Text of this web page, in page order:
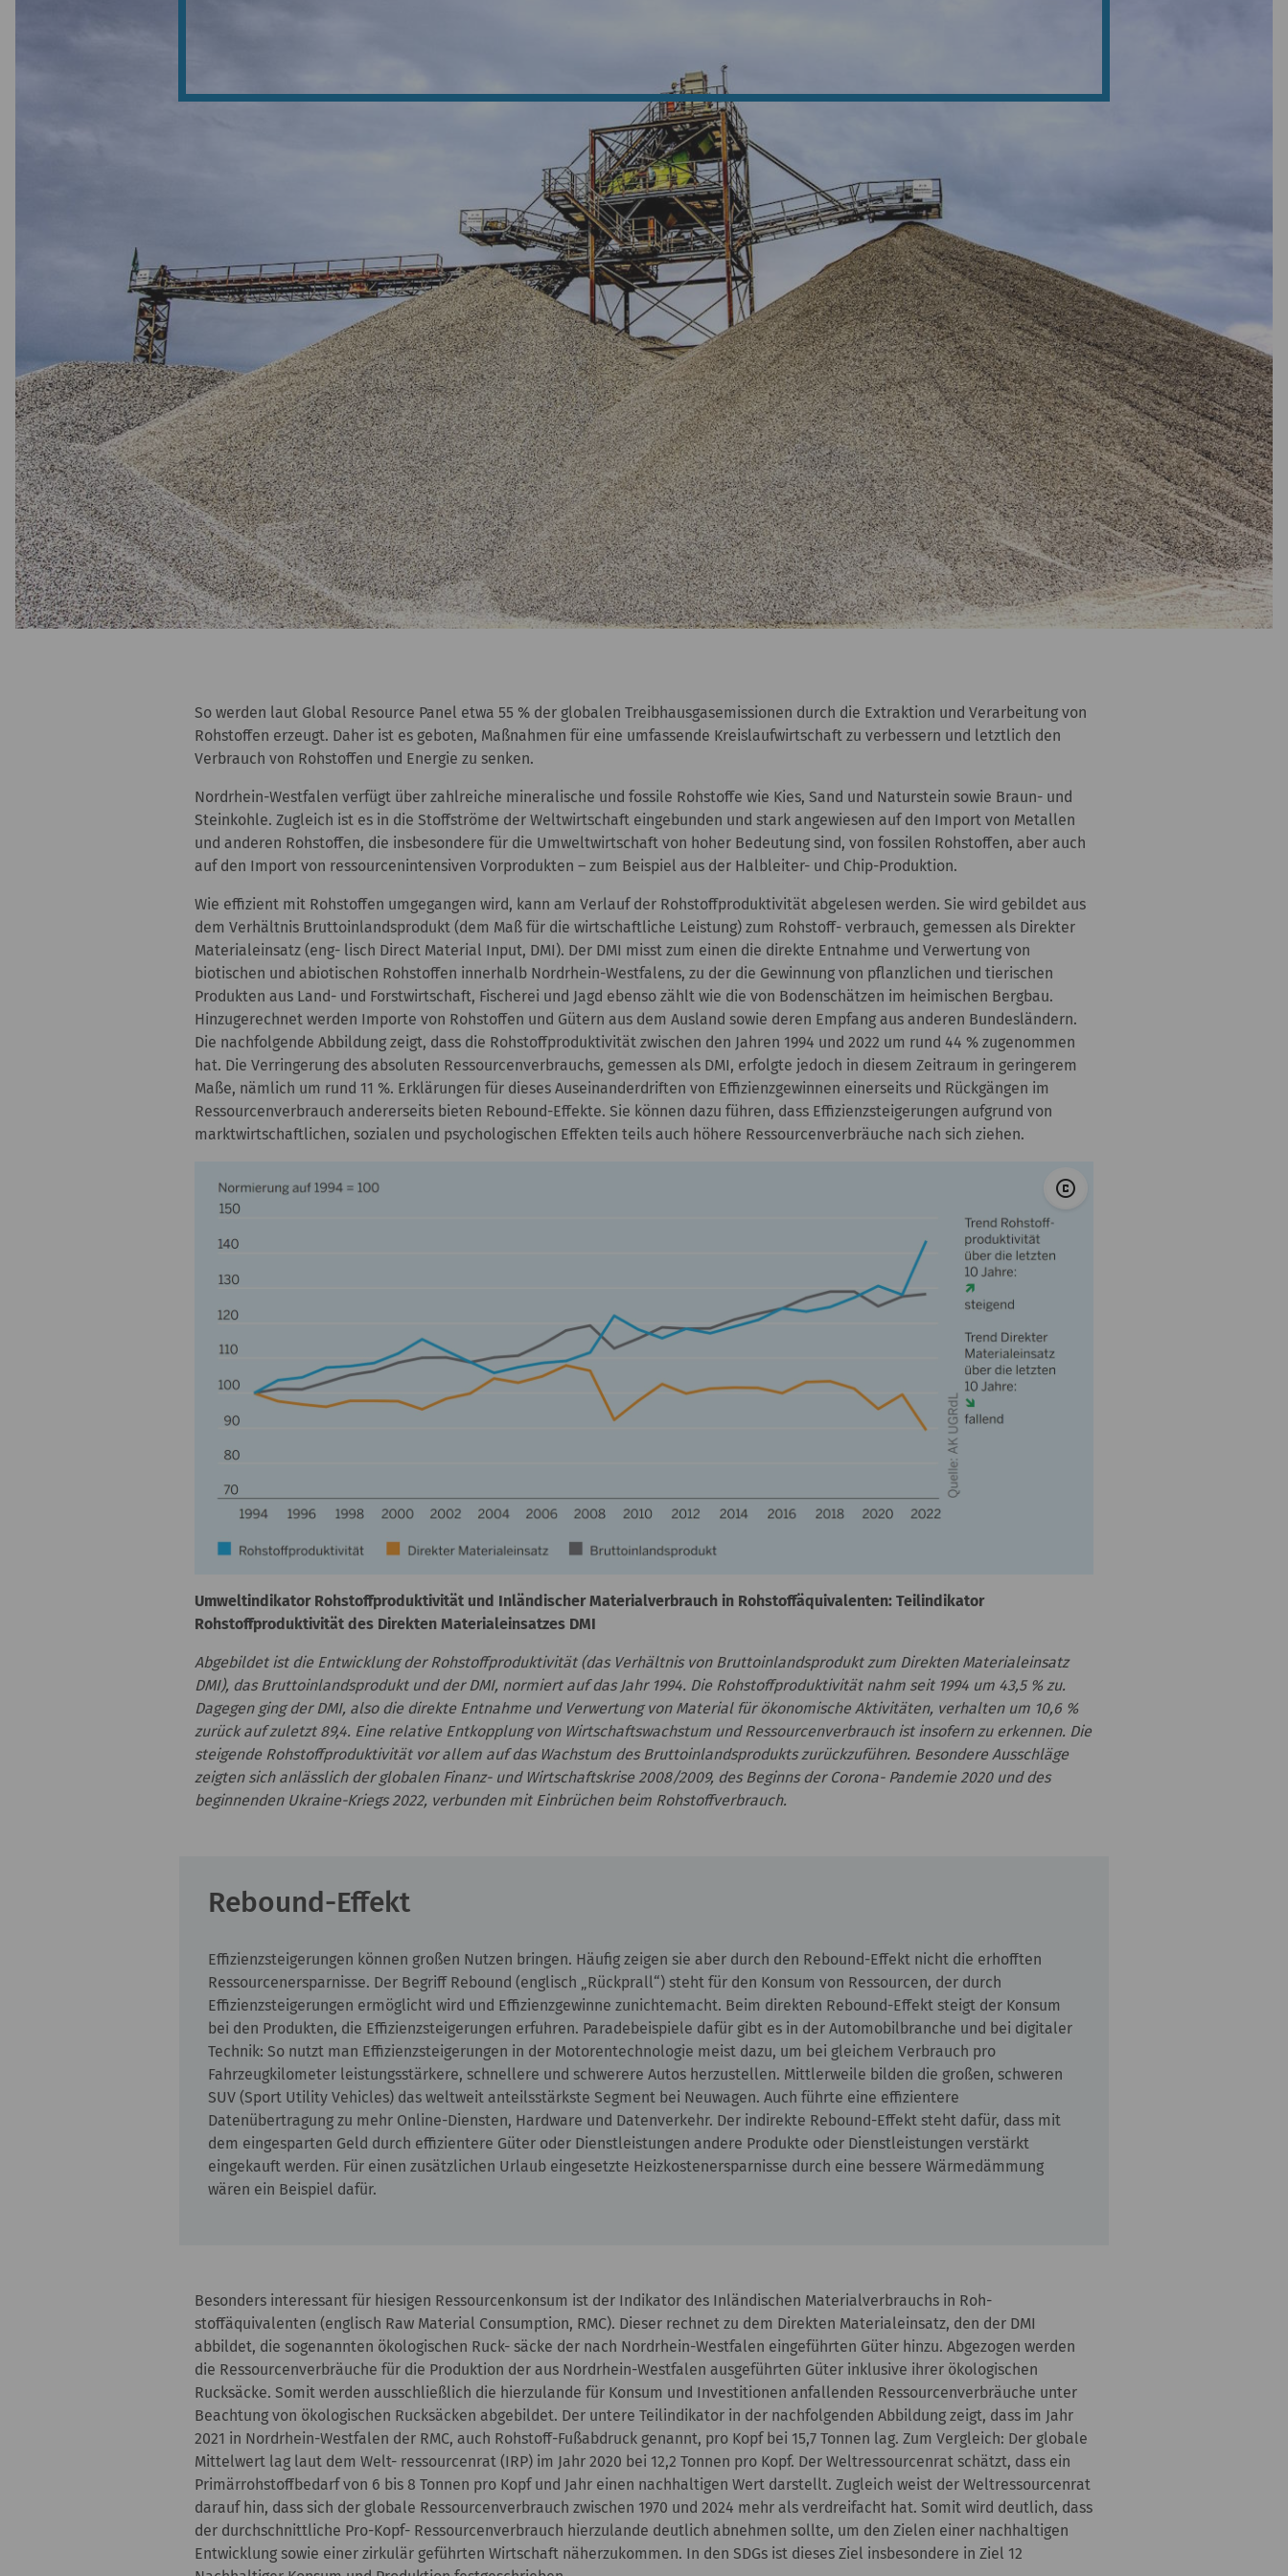
So werden laut Global Resource Panel etwa 55 % der globalen Treibhausgasemissionen durch die Extraktion und Verarbeitung von
Rohstoffen erzeugt. Daher ist es geboten, Maßnahmen für eine umfassende Kreislaufwirtschaft zu verbessern und letztlich den
Verbrauch von Rohstoffen und Energie zu senken.
Nordrhein-Westfalen verfügt über zahlreiche mineralische und fossile Rohstoffe wie Kies, Sand und Naturstein sowie Braun- und
Steinkohle. Zugleich ist es in die Stoffströme der Weltwirtschaft eingebunden und stark angewiesen auf den Import von Metallen
und anderen Rohstoffen, die insbesondere für die Umweltwirtschaft von hoher Bedeutung sind, von fossilen Rohstoffen, aber auch
auf den Import von ressourcenintensiven Vorprodukten – zum Beispiel aus der Halbleiter- und Chip-Produktion.
Wie effizient mit Rohstoffen umgegangen wird, kann am Verlauf der Rohstoffproduktivität abgelesen werden. Sie wird gebildet aus
dem Verhältnis Bruttoinlandsprodukt (dem Maß für die wirtschaftliche Leistung) zum Rohstoff- verbrauch, gemessen als Direkter
Materialeinsatz (eng- lisch Direct Material Input, DMI). Der DMI misst zum einen die direkte Entnahme und Verwertung von
biotischen und abiotischen Rohstoffen innerhalb Nordrhein-Westfalens, zu der die Gewinnung von pflanzlichen und tierischen
Produkten aus Land- und Forstwirtschaft, Fischerei und Jagd ebenso zählt wie die von Bodenschätzen im heimischen Bergbau.
Hinzugerechnet werden Importe von Rohstoffen und Gütern aus dem Ausland sowie deren Empfang aus anderen Bundesländern.
Die nachfolgende Abbildung zeigt, dass die Rohstoffproduktivität zwischen den Jahren 1994 und 2022 um rund 44 % zugenommen
hat. Die Verringerung des absoluten Ressourcenverbrauchs, gemessen als DMI, erfolgte jedoch in diesem Zeitraum in geringerem
Maße, nämlich um rund 11 %. Erklärungen für dieses Auseinanderdriften von Effizienzgewinnen einerseits und Rückgängen im
Ressourcenverbrauch andererseits bieten Rebound-Effekte. Sie können dazu führen, dass Effizienzsteigerungen aufgrund von
marktwirtschaftlichen, sozialen und psychologischen Effekten teils auch höhere Ressourcenverbräuche nach sich ziehen.
copyright
Umweltindikator Rohstoffproduktivität und Inländischer Materialverbrauch in Rohstoffäquivalenten: Teilindikator
Rohstoffproduktivität des Direkten Materialeinsatzes DMI
Abgebildet ist die Entwicklung der Rohstoffproduktivität (das Verhältnis von Bruttoinlandsprodukt zum Direkten Materialeinsatz
DMI), das Bruttoinlandsprodukt und der DMI, normiert auf das Jahr 1994. Die Rohstoffproduktivität nahm seit 1994 um 43,5 % zu.
Dagegen ging der DMI, also die direkte Entnahme und Verwertung von Material für ökonomische Aktivitäten, verhalten um 10,6 %
zurück auf zuletzt 89,4. Eine relative Entkopplung von Wirtschaftswachstum und Ressourcenverbrauch ist insofern zu erkennen. Die
steigende Rohstoffproduktivität vor allem auf das Wachstum des Bruttoinlandsprodukts zurückzuführen. Besondere Ausschläge
zeigten sich anlässlich der globalen Finanz- und Wirtschaftskrise 2008/2009, des Beginns der Corona- Pandemie 2020 und des
beginnenden Ukraine-Kriegs 2022, verbunden mit Einbrüchen beim Rohstoffverbrauch.
Rebound-Effekt
Effizienzsteigerungen können großen Nutzen bringen. Häufig zeigen sie aber durch den Rebound-Effekt nicht die erhofften
Ressourcenersparnisse. Der Begriff Rebound (englisch „Rückprall“) steht für den Konsum von Ressourcen, der durch
Effizienzsteigerungen ermöglicht wird und Effizienzgewinne zunichtemacht. Beim direkten Rebound-Effekt steigt der Konsum
bei den Produkten, die Effizienzsteigerungen erfuhren. Paradebeispiele dafür gibt es in der Automobilbranche und bei digitaler
Technik: So nutzt man Effizienzsteigerungen in der Motorentechnologie meist dazu, um bei gleichem Verbrauch pro
Fahrzeugkilometer leistungsstärkere, schnellere und schwerere Autos herzustellen. Mittlerweile bilden die großen, schweren
SUV (Sport Utility Vehicles) das weltweit anteilsstärkste Segment bei Neuwagen. Auch führte eine effizientere
Datenübertragung zu mehr Online-Diensten, Hardware und Datenverkehr. Der indirekte Rebound-Effekt steht dafür, dass mit
dem eingesparten Geld durch effizientere Güter oder Dienstleistungen andere Produkte oder Dienstleistungen verstärkt
eingekauft werden. Für einen zusätzlichen Urlaub eingesetzte Heizkostenersparnisse durch eine bessere Wärmedämmung
wären ein Beispiel dafür.
Besonders interessant für hiesigen Ressourcenkonsum ist der Indikator des Inländischen Materialverbrauchs in Roh-
stoffäquivalenten (englisch Raw Material Consumption, RMC). Dieser rechnet zu dem Direkten Materialeinsatz, den der DMI
abbildet, die sogenannten ökologischen Ruck- säcke der nach Nordrhein-Westfalen eingeführten Güter hinzu. Abgezogen werden
die Ressourcenverbräuche für die Produktion der aus Nordrhein-Westfalen ausgeführten Güter inklusive ihrer ökologischen
Rucksäcke. Somit werden ausschließlich die hierzulande für Konsum und Investitionen anfallenden Ressourcenverbräuche unter
Beachtung von ökologischen Rucksäcken abgebildet. Der untere Teilindikator in der nachfolgenden Abbildung zeigt, dass im Jahr
2021 in Nordrhein-Westfalen der RMC, auch Rohstoff-Fußabdruck genannt, pro Kopf bei 15,7 Tonnen lag. Zum Vergleich: Der globale
Mittelwert lag laut dem Welt- ressourcenrat (IRP) im Jahr 2020 bei 12,2 Tonnen pro Kopf. Der Weltressourcenrat schätzt, dass ein
Primärrohstoffbedarf von 6 bis 8 Tonnen pro Kopf und Jahr einen nachhaltigen Wert darstellt. Zugleich weist der Weltressourcenrat
darauf hin, dass sich der globale Ressourcenverbrauch zwischen 1970 und 2024 mehr als verdreifacht hat. Somit wird deutlich, dass
der durchschnittliche Pro-Kopf- Ressourcenverbrauch hierzulande deutlich abnehmen sollte, um den Zielen einer nachhaltigen
Entwicklung sowie einer zirkulär geführten Wirtschaft näherzukommen. In den SDGs ist dieses Ziel insbesondere in Ziel 12